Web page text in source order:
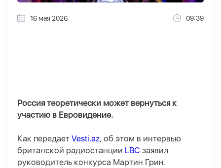
16 мая 2026 09:39
Россия теоретически может вернуться к
участию в Евровидение.
Как передает Vesti.az, об этом в интервью
британской радиостанции LBC заявил
руководитель конкурса Мартин Грин.